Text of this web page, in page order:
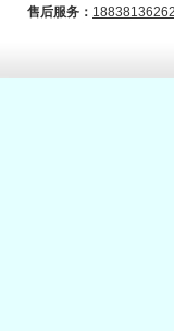
售后服务： 18838136262